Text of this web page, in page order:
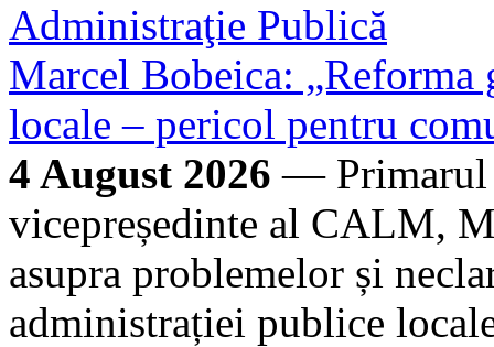
Administraţie Publică
Marcel Bobeica:
locale – pericol pentru
4 August 2026 — Primarul
vicepreședinte al CALM,
asupra problemelor și
administrației publice